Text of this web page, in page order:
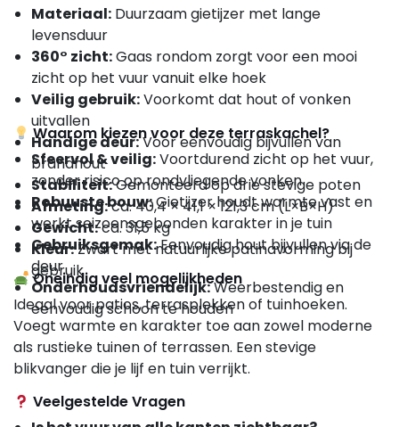
Materiaal: Duurzaam gietijzer met lange
levensduur
360° zicht:Gaas rondom zorgt voor een mooi
zicht op het vuur vanuit elke hoek
Veilig gebruik:Voorkomt dat hout of vonken
uitvallen
Handige deur:Voor eenvoudig bijvullen van
brandhout
Stabiliteit:Gemonteerd op drie stevige poten
Afmeting:ca. 40,4 × 41,1 × 121,3 cm (L×B×H)
Gewicht:ca. 31,5 kg
Kleur:Zwart met natuurlijke patinavorming bij
gebruik
Waarom kiezen voor deze terraskachel?
Sfeervol & veilig:Voortdurend zicht op het vuur,
zonder risico op rondvliegende vonken
Robuuste bouw:Gietijzer houdt warmte vast en
werkt seizoensgebonden karakter in je tuin
Gebruiksgemak:Eenvoudig hout bijvullen via de
deur
Onderhoudsvriendelijk:Weerbestendig en
eenvoudig schoon te houden
Oneindig veel mogelijkheden
Ideaal voor patios, terrasplekken of tuinhoeken.
Voegt warmte en karakter toe aan zowel moderne
als rustieke tuinen of terrassen. Een stevige
blikvanger die je lijf en tuin verrijkt.
Veelgestelde Vragen